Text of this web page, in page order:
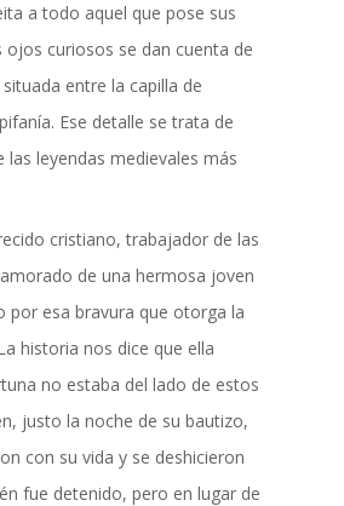
información
a todo aquel que pose sus
curiosos se dan cuenta de
entre la capilla de
Ese detalle se trata de
leyendas medievales más
cristiano, trabajador de las
de una hermosa joven
por esa bravura que otorga la
historia nos dice que ella
no estaba del lado de estos
justo la noche de su bautizo,
con su vida y se deshicieron
fue detenido, pero en lugar de